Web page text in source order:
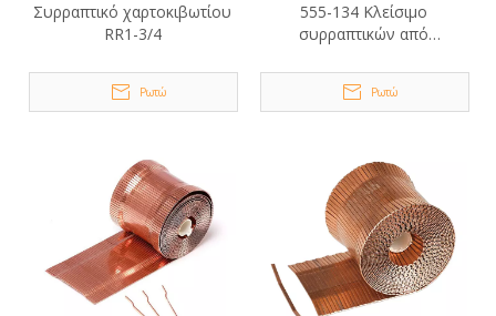
Συρραπτικό χαρτοκιβωτίου
RR1-3/4
Ρωτώ
555-134 Κλείσιμο
συρραπτικών από
Ρωτώ